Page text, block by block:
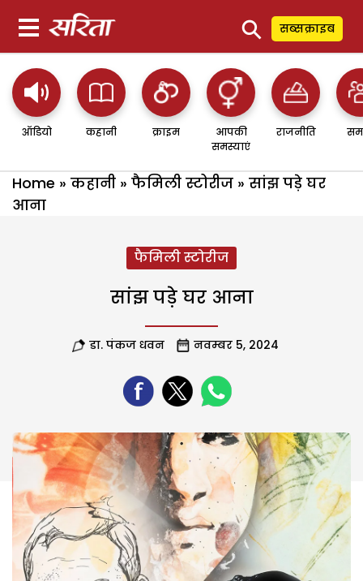
⚲ सब्सक्राइब
ऑडियो कहानी क्राइम
आपकी
समस्याएं
राजनीति
Home » कहानी » फैमिली स्टोरीज » सांझ पड़े घर
आना
फैमिली स्टोरीज
सांझ पड़े घर आना
डा. पंकज धवन नवम्बर 5, 2024